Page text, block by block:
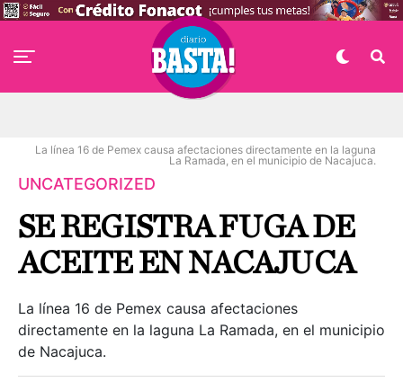
La línea 16 de Pemex causa afectaciones directamente en la laguna
La Ramada, en el municipio de Nacajuca.
UNCATEGORIZED
SE REGISTRA FUGA DE
ACEITE EN NACAJUCA
La línea 16 de Pemex causa afectaciones
directamente en la laguna La Ramada, en el municipio
de Nacajuca.